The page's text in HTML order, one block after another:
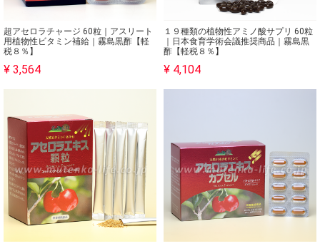
超アセロラチャージ 60粒｜アスリート
用植物性ビタミン補給｜霧島黒酢【軽
税８％】
¥ 3,564
１９種類の植物性アミノ酸サプリ 60粒
｜日本食育学術会議推奨商品｜霧島黒
酢【軽税８％】
¥ 4,104